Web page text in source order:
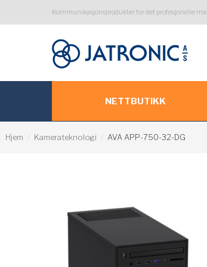
Kommunikasjonsprodukter for det profesjonelle
NETTBUTIKK
Hjem Kamerateknologi AVA APP-750-32-DG